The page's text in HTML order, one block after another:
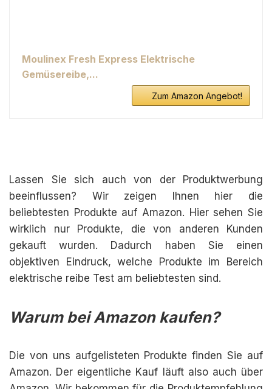
Moulinex Fresh Express Elektrische
Gemüsereibe,...
Zum Amazon Angebot!
Lassen Sie sich auch von der Produktwerbung
beeinflussen? Wir zeigen Ihnen hier die
beliebtesten Produkte auf Amazon. Hier sehen Sie
wirklich nur Produkte, die von anderen Kunden
gekauft wurden. Dadurch haben Sie einen
objektiven Eindruck, welche Produkte im Bereich
elektrische reibe Test am beliebtesten sind.
Warum bei Amazon kaufen?
Die von uns aufgelisteten Produkte finden Sie auf
Amazon. Der eigentliche Kauf läuft also auch über